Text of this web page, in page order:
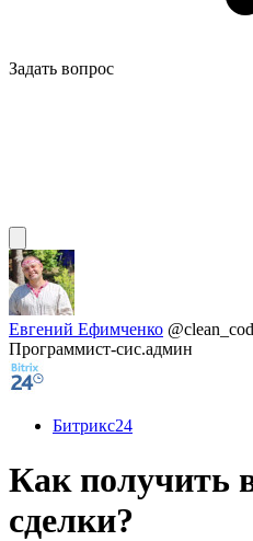
Задать вопрос
Евгений Ефимченко
Программист-сис.админ
Битрикс24
Как получить
сделки?